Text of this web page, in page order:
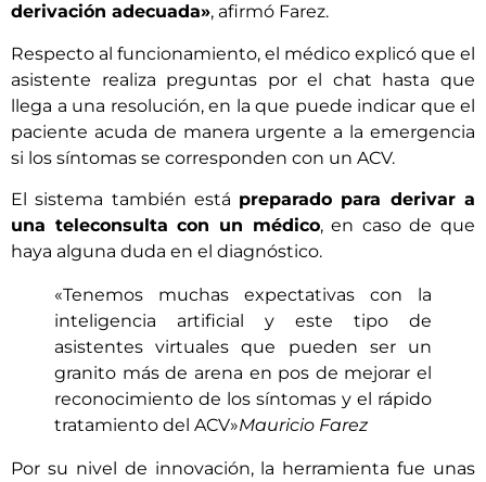
derivación adecuada», afirmó Farez.
Respecto al funcionamiento, el médico explicó que el
asistente realiza preguntas por el chat hasta que
llega a una resolución, en la que puede indicar que el
paciente acuda de manera urgente a la emergencia
si los síntomas se corresponden con un ACV.
El sistema también está preparado para derivar a
una teleconsulta con un médico, en caso de que
haya alguna duda en el diagnóstico.
«Tenemos muchas expectativas con la
inteligencia artificial y este tipo de
asistentes virtuales que pueden ser un
granito más de arena en pos de mejorar el
reconocimiento de los síntomas y el rápido
tratamiento del ACV»Mauricio Farez
Por su nivel de innovación, la herramienta fue unas